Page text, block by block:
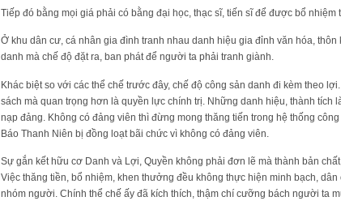
Tiếp đó bằng mọi giá phải có bằng đại học, thạc sĩ, tiến sĩ để được bổ nhiệm
Ở khu dân cư, cá nhân gia đình tranh nhau danh hiệu gia đỉnh văn hóa,
danh mà chế độ đặt ra, ban phát để người ta phải tranh giành.
Khác biệt so với các thể chế trước đây, chế độ công sản danh đi kèm theo
sách mà quan trọng hơn là quyền lực chính trị. Những danh hiệu, thành
nạp đảng. Không có đảng viên thì đừng mong thăng tiến trong hệ thống
Báo Thanh Niên bị đồng loạt bãi chức vì không có đảng viên.
Sự gắn kết hữu cơ Danh và Lợi, Quyền không phải đơn lẽ mà thành bản
Việc thăng tiền, bổ nhiệm, khen thưởng đều không thực hiện minh bạch,
nhóm người. Chính thể chế ấy đã kích thích, thậm chí cưỡng bách người ta